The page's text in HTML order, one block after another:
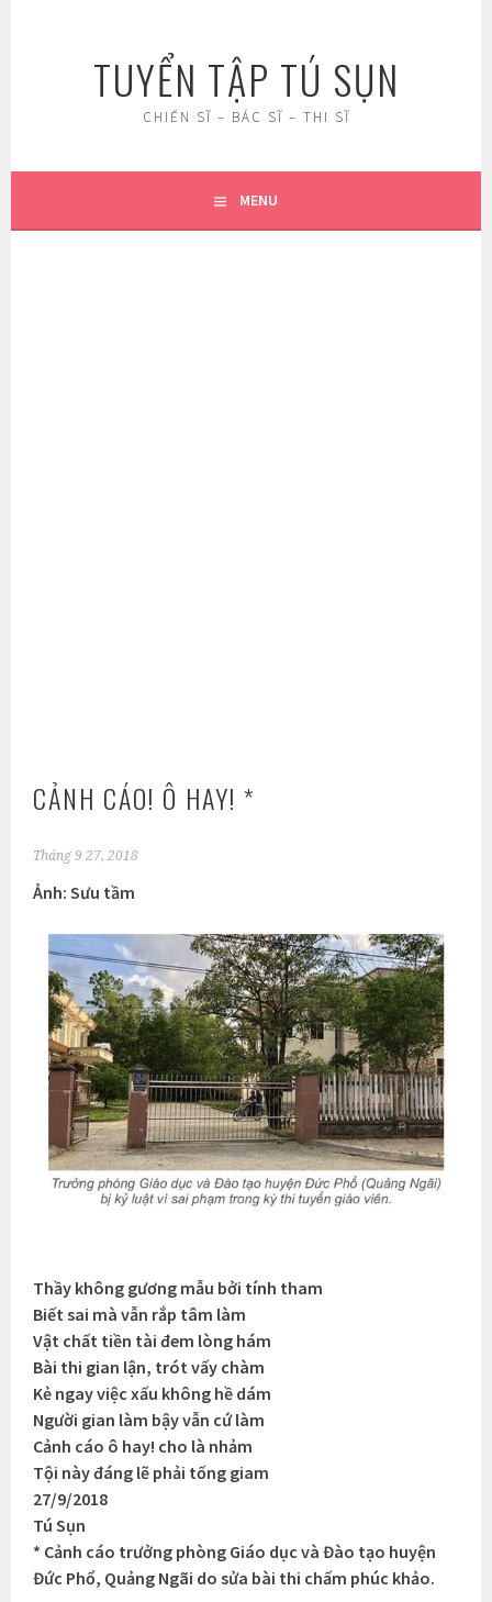
TUYỂN TẬP TÚ SỤN
CHIẾN SĨ – BÁC SĨ – THI SĨ
MENU
CẢNH CÁO! Ô HAY! *
Tháng 9 27, 2018
Ảnh: Sưu tầm
Thầy không gương mẫu bởi tính tham
Biết sai mà vẫn rắp tâm làm
Vật chất tiền tài đem lòng hám
Bài thi gian lận, trót vấy chàm
Kẻ ngay việc xấu không hề dám
Người gian làm bậy vẫn cứ làm
Cảnh cáo ô hay! cho là nhảm
Tội này đáng lẽ phải tống giam
27/9/2018
Tú Sụn
* Cảnh cáo trưởng phòng Giáo dục và Đào tạo huyện
Đức Phổ, Quảng Ngãi do sửa bài thi chấm phúc khảo.